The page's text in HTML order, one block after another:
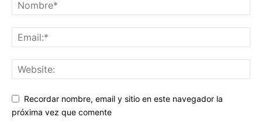
Recordar nombre, email y sitio en este navegador la
próxima vez que comente